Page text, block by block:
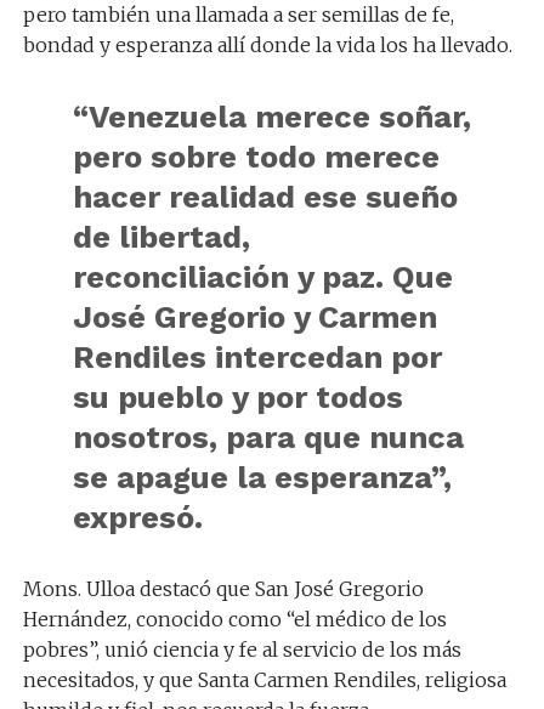
pero también una llamada a ser semillas de fe,
bondad y esperanza allí donde la vida los ha llevado.
“Venezuela merece soñar,
pero sobre todo merece
hacer realidad ese sueño
de libertad,
reconciliación y paz. Que
José Gregorio y Carmen
Rendiles intercedan por
su pueblo y por todos
nosotros, para que nunca
se apague la esperanza”,
expresó.
Mons. Ulloa destacó que San José Gregorio
Hernández, conocido como “el médico de los
pobres”, unió ciencia y fe al servicio de los más
necesitados, y que Santa Carmen Rendiles, religiosa